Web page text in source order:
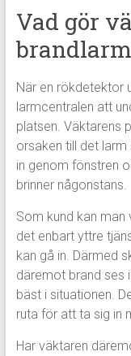
Vad gör
När en rökdetektor
larmcentralen att
platsen. Väktarens
orsaken till det
in genom fönstren
brinner någonstans.
Som kund kan man
det enbart yttre
kan gå in. Därmed
däremot brand ses
bäst i situationen.
ruta för att ta sig in
Har väktaren